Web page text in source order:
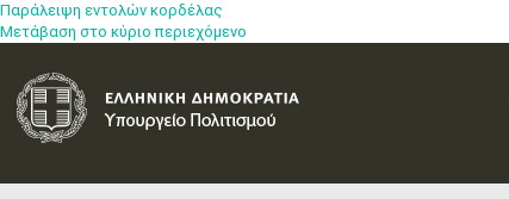
Παράλειψη εντολών κορδέλας
Μετάβαση στο κύριο περιεχόμενο